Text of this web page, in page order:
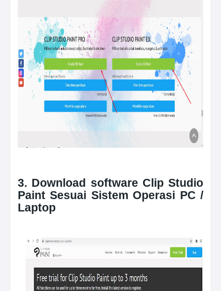
3. Download software Clip Studio
Paint Sesuai Sistem Operasi PC /
Laptop